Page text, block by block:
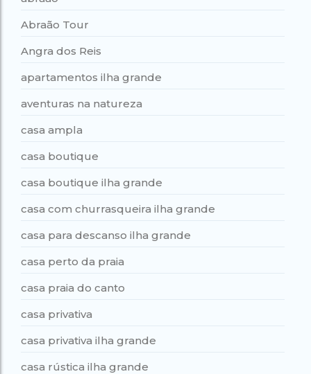
Abraão Tour
Angra dos Reis
apartamentos ilha grande
aventuras na natureza
casa ampla
casa boutique
casa boutique ilha grande
casa com churrasqueira ilha grande
casa para descanso ilha grande
casa perto da praia
casa praia do canto
casa privativa
casa privativa ilha grande
casa rústica ilha grande